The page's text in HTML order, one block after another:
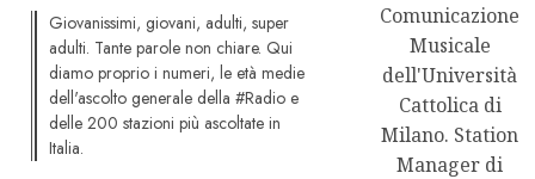
Giovanissimi, giovani, adulti, super
adulti. Tante parole non chiare. Qui
diamo proprio i numeri, le età medie
dell'ascolto generale della #Radio e
delle 200 stazioni più ascoltate in
Italia.
Comunicazione
Musicale
dell'Università
Cattolica di
Milano. Station
Manager di